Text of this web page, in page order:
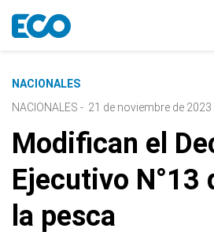
NACIONALES
NACIONALES - 21 de noviembre de 2023
Modifican el
Ejecutivo N°13
la pesca